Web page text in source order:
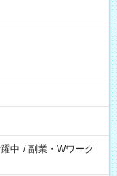
中 / 副業・Wワーク